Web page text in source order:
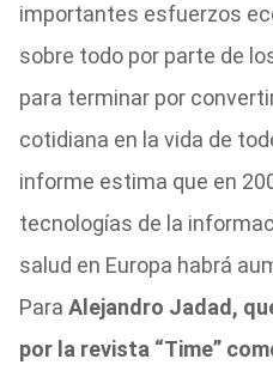
importantes esfuerzos
sobre todo por parte de
para terminar por
cotidiana en la vida de
informe estima que en
tecnologías de la
salud en Europa habrá
Para Alejandro Jadad,
por la revista “Time”